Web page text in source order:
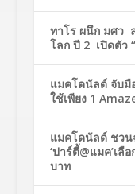
ทาโร ผนึก มศว
โลก ปี 2 เปิดตัว
แมคโดนัลด์ จับมื
ใช้เพียง 1
แมคโดนัลด์ ชวน
‘ปาร์ตี้@แมค’เลื
บาท